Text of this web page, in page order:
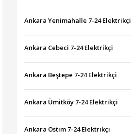
Ankara Yenimahalle 7-24 Elektrikçi
Ankara Cebeci 7-24 Elektrikçi
Ankara Beştepe 7-24 Elektrikçi
Ankara Ümitköy 7-24 Elektrikçi
Ankara Ostim 7-24 Elektrikçi